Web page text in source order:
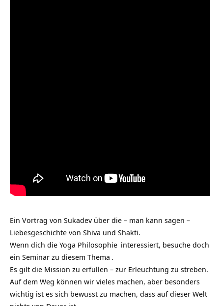
Ein Vortrag von Sukadev über die – man kann sagen –
Liebesgeschichte von Shiva und Shakti.
Wenn dich die Yoga Philosophie interessiert, besuche doch
ein Seminar zu diesem Thema .
Es gilt die Mission zu erfüllen – zur Erleuchtung zu streben.
Auf dem Weg können wir vieles machen, aber besonders
wichtig ist es sich bewusst zu machen, dass auf dieser Welt